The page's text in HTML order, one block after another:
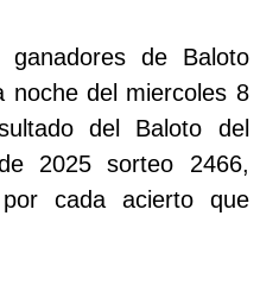
de Baloto
noche del miercoles 8
del Baloto del
2025 sorteo 2466,
cada acierto que